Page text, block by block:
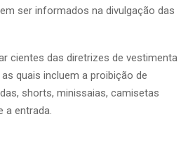
ser informados na divulgação das
cientes das diretrizes de vestimenta
quais incluem a proibição de
shorts, minissaias, camisetas
a entrada.